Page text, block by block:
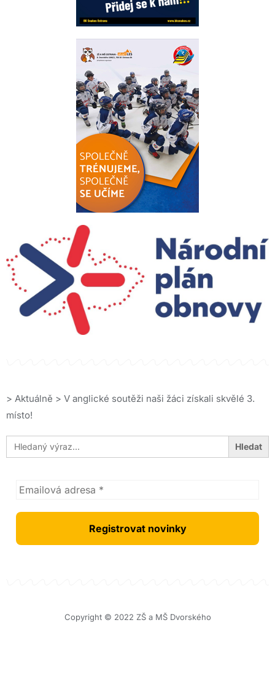
> Aktuálně > V anglické soutěži naši žáci získali skvělé 3.
místo!
Search
for:
Copyright © 2022 ZŠ a MŠ Dvorského